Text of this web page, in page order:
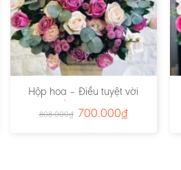
Hộp hoa – Điều tuyệt vời
808.000₫ 700.000₫